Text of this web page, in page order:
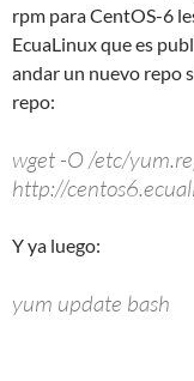
rpm para CentOS-6
EcuaLinux que es
andar un nuevo repo
repo:
wget -O /etc/
http://
Y ya luego:
yum update bash